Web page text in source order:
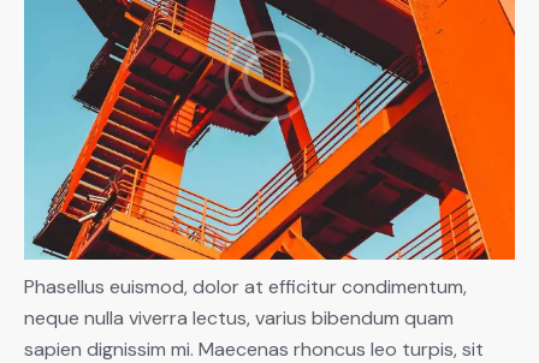
Phasellus euismod, dolor at efficitur condimentum,
neque nulla viverra lectus, varius bibendum quam
sapien dignissim mi. Maecenas rhoncus leo turpis, sit